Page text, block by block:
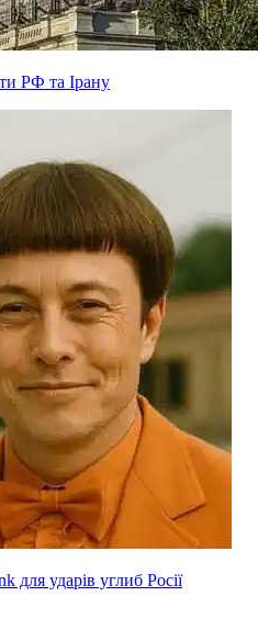
РФ та Ірану
для ударів углиб Росії